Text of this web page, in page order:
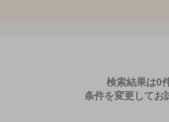
検索結果は0
条件を変更してお